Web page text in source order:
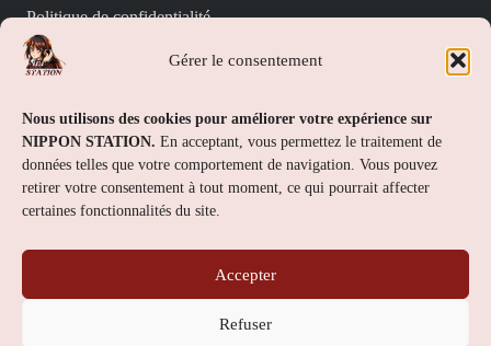
Gérer le consentement
Nous utilisons des cookies pour améliorer votre expérience sur
NIPPON STATION. En acceptant, vous permettez le traitement de
données telles que votre comportement de navigation. Vous pouvez
retirer votre consentement à tout moment, ce qui pourrait affecter
certaines fonctionnalités du site.
Accepter
Refuser
Politique de confidentialité
Politique de cookies (UE)
Nippon Station
À propos
FAQs
Contact